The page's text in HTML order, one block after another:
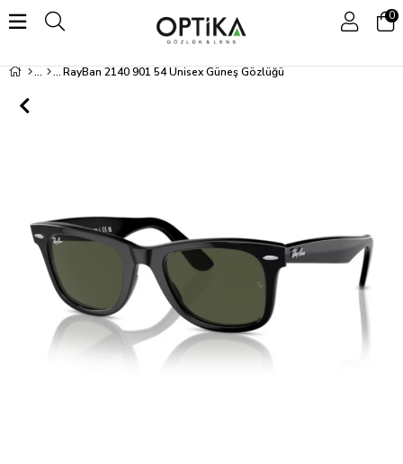
0
RayBan 2140 901 54 Unisex Güneş Gözlüğü